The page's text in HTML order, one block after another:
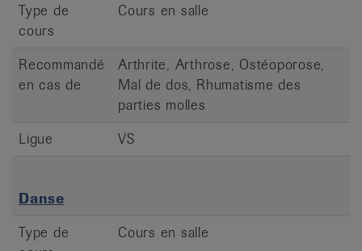
Type de
cours
Cours en salle
Recommandé
en cas de
Arthrite, Arthrose, Ostéoporose,
Mal de dos, Rhumatisme des
parties molles
Ligue
VS
Danse
Type de
Cours en salle